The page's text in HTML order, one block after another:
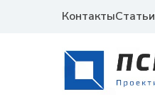
КонтактыСтатьи